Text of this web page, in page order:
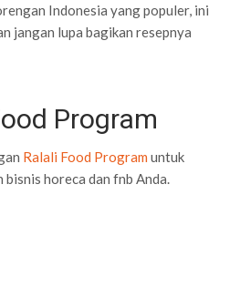
Indonesia yang populer, ini
jangan lupa bagikan resepnya
Program
Ralali Food Program untuk
bisnis horeca dan fnb Anda.